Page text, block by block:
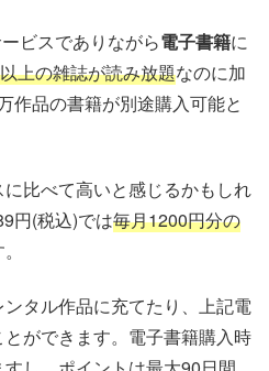
ビスでありながら電子書籍に
上の雑誌が読み放題なのに加
作品の書籍が別途購入可能と
比べて高いと感じるかもしれ
円(税込)では毎月1200円分の
タル作品に充てたり、上記電
ができます。電子書籍購入時